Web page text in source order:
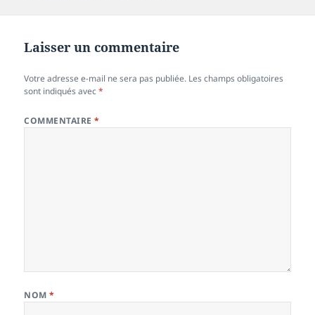
Laisser un commentaire
Votre adresse e-mail ne sera pas publiée. Les champs obligatoires
sont indiqués avec*
COMMENTAIRE*
NOM*